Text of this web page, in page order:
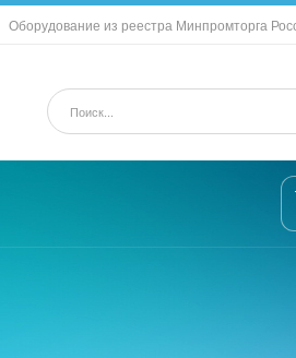
Оборудование из реестра Минпромторга